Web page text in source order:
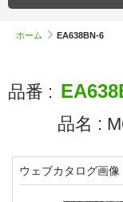
ホーム EA638BN-6
品番 :
品名 :
ウェブカタログ画像